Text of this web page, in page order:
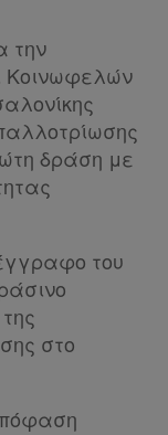
την
Κοινωφελών
δράση με
του
στο